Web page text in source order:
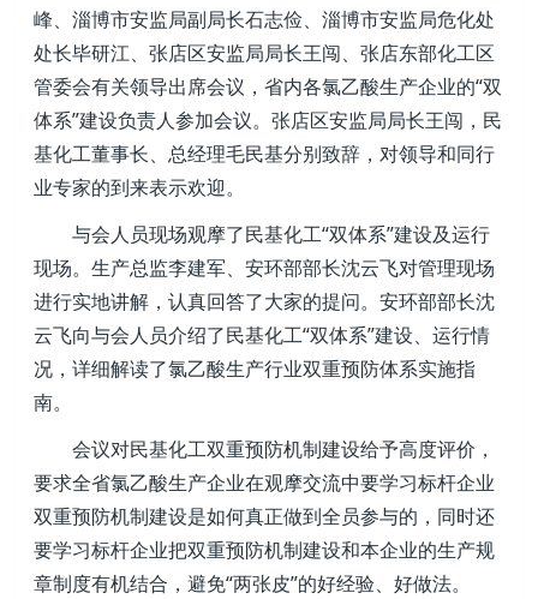
峰、淄博市安监局副局长石志俭、淄博市安监局危化处
处长毕研江、张店区安监局局长王闯、张店东部化工区
管委会有关领导出席会议，省内各氯乙酸生产企业的“双
体系”建设负责人参加会议。张店区安监局局长王闯，民
基化工董事长、总经理毛民基分别致辞，对领导和同行
业专家的到来表示欢迎。
与会人员现场观摩了民基化工“双体系”建设及运行
现场。生产总监李建军、安环部部长沈云飞对管理现场
进行实地讲解，认真回答了大家的提问。安环部部长沈
云飞向与会人员介绍了民基化工“双体系”建设、运行情
况，详细解读了氯乙酸生产行业双重预防体系实施指
南。
会议对民基化工双重预防机制建设给予高度评价，
要求全省氯乙酸生产企业在观摩交流中要学习标杆企业
双重预防机制建设是如何真正做到全员参与的，同时还
要学习标杆企业把双重预防机制建设和本企业的生产规
章制度有机结合，避免“两张皮”的好经验、好做法。